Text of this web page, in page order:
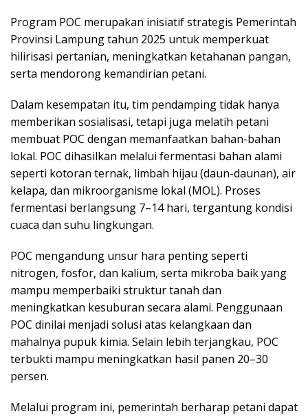
Program POC merupakan inisiatif strategis Pemerintah
Provinsi Lampung tahun 2025 untuk memperkuat
hilirisasi pertanian, meningkatkan ketahanan pangan,
serta mendorong kemandirian petani.
Dalam kesempatan itu, tim pendamping tidak hanya
memberikan sosialisasi, tetapi juga melatih petani
membuat POC dengan memanfaatkan bahan-bahan
lokal. POC dihasilkan melalui fermentasi bahan alami
seperti kotoran ternak, limbah hijau (daun-daunan), air
kelapa, dan mikroorganisme lokal (MOL). Proses
fermentasi berlangsung 7–14 hari, tergantung kondisi
cuaca dan suhu lingkungan.
POC mengandung unsur hara penting seperti
nitrogen, fosfor, dan kalium, serta mikroba baik yang
mampu memperbaiki struktur tanah dan
meningkatkan kesuburan secara alami. Penggunaan
POC dinilai menjadi solusi atas kelangkaan dan
mahalnya pupuk kimia. Selain lebih terjangkau, POC
terbukti mampu meningkatkan hasil panen 20–30
persen.
Melalui program ini, pemerintah berharap petani dapat